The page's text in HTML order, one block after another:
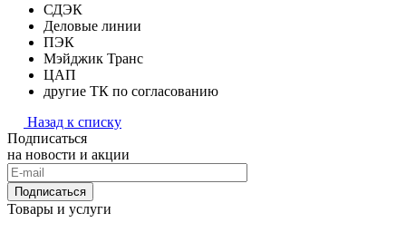
СДЭК
Деловые линии
ПЭК
Мэйджик Транс
ЦАП
другие ТК по согласованию
Назад к списку
Подписаться
на новости и акции
Подписаться
Товары и услуги